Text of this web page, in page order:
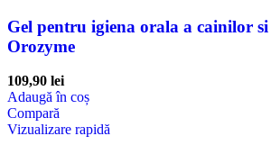
Gel pentru igiena orala a cainilor
Orozyme
109,90 lei
Adaugă în coș
Compară
Vizualizare rapidă